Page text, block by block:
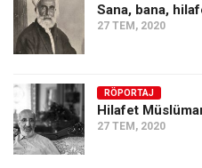
Sana, bana,
27 TEM, 2020
RÖPORTAJ
Hilafet
27 TEM, 2020